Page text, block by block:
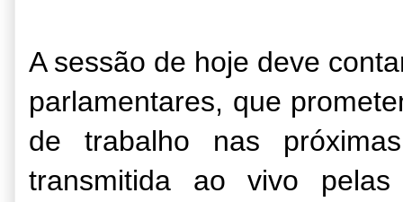
A sessão de hoje deve
parlamentares, que
de trabalho nas
transmitida ao vivo